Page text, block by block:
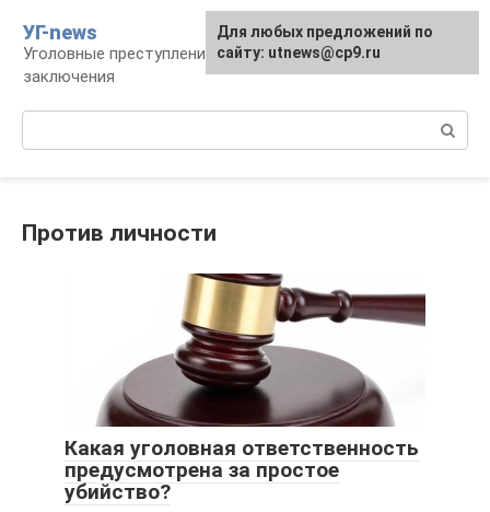
контенту
УГ-news
Уголовные преступления, наказания, места
заключения
Против личности
Какая уголовная ответственность
предусмотрена за простое
убийство?
Для любых предложений по
сайту: utnews@cp9.ru